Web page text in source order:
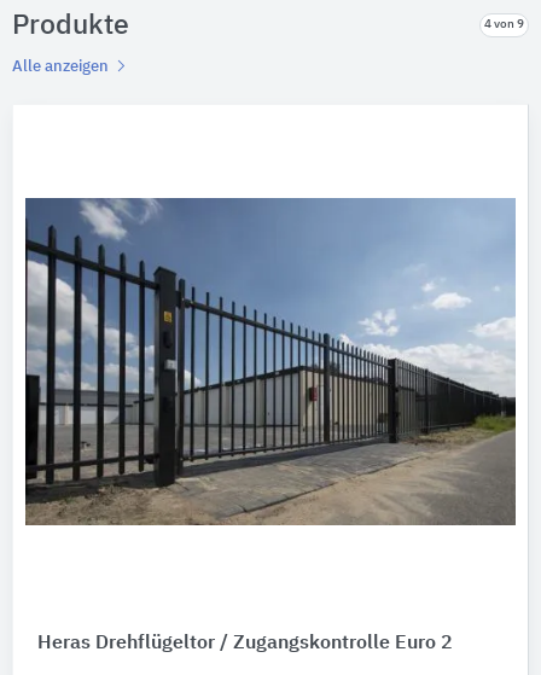
Produkte 4 von 9
Alle anzeigen
Heras Drehflügeltor / Zugangskontrolle Euro 2